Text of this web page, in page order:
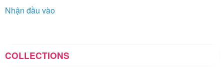
Nhận đầu vào
COLLECTIONS